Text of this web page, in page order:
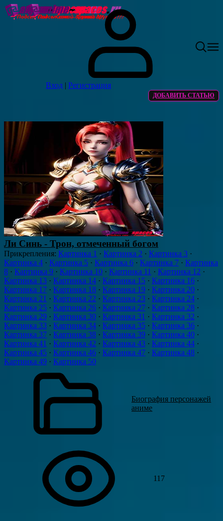
Вход | Регистрация
ДОБАВИТЬ СТАТЬЮ
Ли Синь - Трон, отмеченный богом
Прикрепления: Картинка 1 · Картинка 2 · Картинка 3 ·
Картинка 4 · Картинка 5 · Картинка 6 · Картинка 7 · Картинка
8 · Картинка 9 · Картинка 10 · Картинка 11 · Картинка 12 ·
Картинка 13 · Картинка 14 · Картинка 15 · Картинка 16 ·
Картинка 17 · Картинка 18 · Картинка 19 · Картинка 20 ·
Картинка 21 · Картинка 22 · Картинка 23 · Картинка 24 ·
Картинка 25 · Картинка 26 · Картинка 27 · Картинка 28 ·
Картинка 29 · Картинка 30 · Картинка 31 · Картинка 32 ·
Картинка 33 · Картинка 34 · Картинка 35 · Картинка 36 ·
Картинка 37 · Картинка 38 · Картинка 39 · Картинка 40 ·
Картинка 41 · Картинка 42 · Картинка 43 · Картинка 44 ·
Картинка 45 · Картинка 46 · Картинка 47 · Картинка 48 ·
Картинка 49 · Картинка 50
Биография персонажей
аниме
117